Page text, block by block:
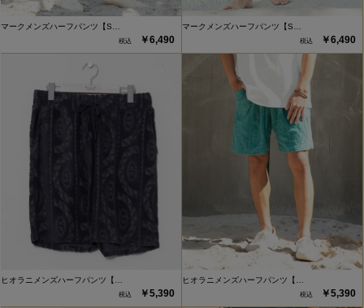
マークメンズハーフパンツ【S…
￥6,490
マークメンズハーフパンツ【S…
￥6,490
ヒオラニメンズハーフパンツ【…
￥5,390
ヒオラニメンズハーフパンツ【…
￥5,390